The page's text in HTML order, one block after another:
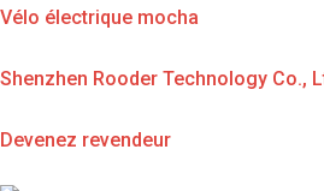
Vélo électrique mocha
Shenzhen Rooder Technology Co.,
Devenez revendeur